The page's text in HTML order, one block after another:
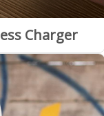
Charger